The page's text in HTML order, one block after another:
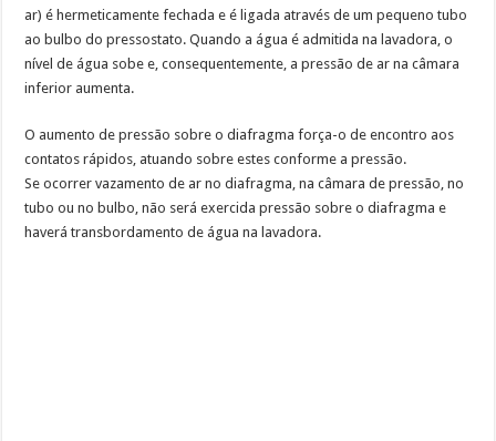
ar) é hermeticamente fechada e é ligada através de um pequeno tubo
ao bulbo do pressostato. Quando a água é admitida na lavadora, o
nível de água sobe e, consequentemente, a pressão de ar na câmara
inferior aumenta.
O aumento de pressão sobre o diafragma força-o de encontro aos
contatos rápidos, atuando sobre estes conforme a pressão.
Se ocorrer vazamento de ar no diafragma, na câmara de pressão, no
tubo ou no bulbo, não será exercida pressão sobre o diafragma e
haverá transbordamento de água na lavadora.